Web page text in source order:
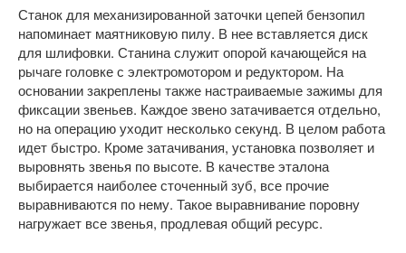
Станок для механизированной заточки цепей бензопил
напоминает маятниковую пилу. В нее вставляется диск
для шлифовки. Станина служит опорой качающейся на
рычаге головке с электромотором и редуктором. На
основании закреплены также настраиваемые зажимы для
фиксации звеньев. Каждое звено затачивается отдельно,
но на операцию уходит несколько секунд. В целом работа
идет быстро. Кроме затачивания, установка позволяет и
выровнять звенья по высоте. В качестве эталона
выбирается наиболее сточенный зуб, все прочие
выравниваются по нему. Такое выравнивание поровну
нагружает все звенья, продлевая общий ресурс.